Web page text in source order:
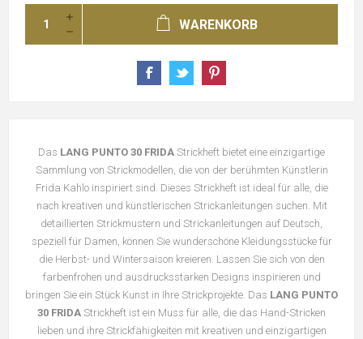
WARENKORB
Das LANG PUNTO 30 FRIDA Strickheft bietet eine einzigartige
Sammlung von Strickmodellen, die von der berühmten Künstlerin
Frida Kahlo inspiriert sind. Dieses Strickheft ist ideal für alle, die
nach kreativen und künstlerischen Strickanleitungen suchen. Mit
detaillierten Strickmustern und Strickanleitungen auf Deutsch,
speziell für Damen, können Sie wunderschöne Kleidungsstücke für
die Herbst- und Wintersaison kreieren. Lassen Sie sich von den
farbenfrohen und ausdrucksstarken Designs inspirieren und
bringen Sie ein Stück Kunst in Ihre Strickprojekte. Das LANG PUNTO
30 FRIDA Strickheft ist ein Muss für alle, die das Hand-Stricken
lieben und ihre Strickfähigkeiten mit kreativen und einzigartigen